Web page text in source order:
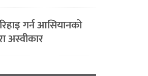
गर्न आसियानको
अस्वीकार